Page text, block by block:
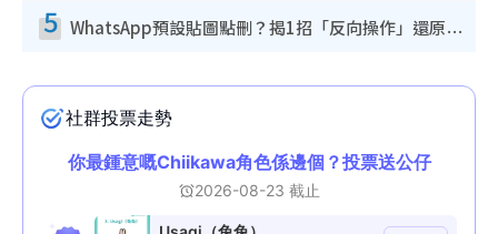
5 WhatsApp預設貼圖點刪？揭1招「反向操作」還原簡潔介面 附3步實測教學